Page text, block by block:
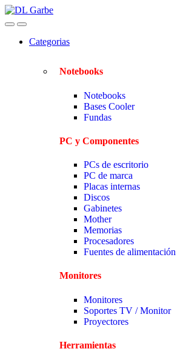
Categorias
Notebooks
Notebooks
Bases Cooler
Fundas
PC y Componentes
PCs de escritorio
PC de marca
Placas internas
Discos
Gabinetes
Mother
Memorias
Procesadores
Fuentes de alimentación
Monitores
Monitores
Soportes TV / Monitor
Proyectores
Herramientas